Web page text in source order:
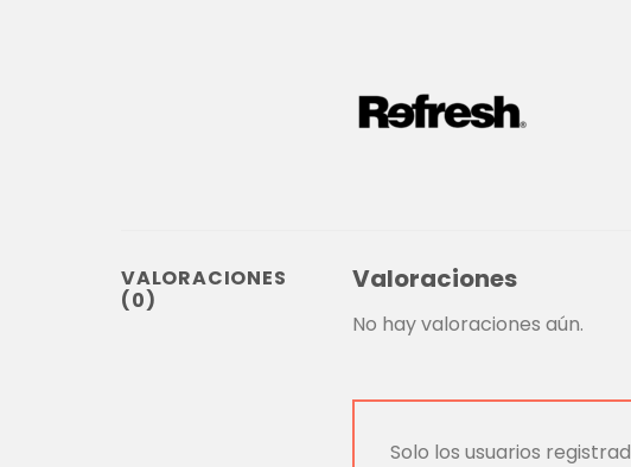
VALORACIONES
(0)
Valoraciones
No hay valoraciones aún.
Solo los usuarios